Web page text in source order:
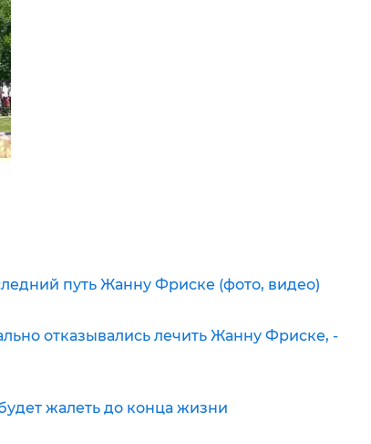
путь Жанну Фриске (фото, видео)
отказывались лечить Жанну Фриске, -
жалеть до конца жизни